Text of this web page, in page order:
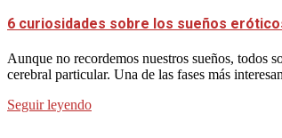
6 curiosidades sobre los sueños
Aunque no recordemos nuestros sueños, todos
cerebral particular. Una de las fases más
Seguir leyendo